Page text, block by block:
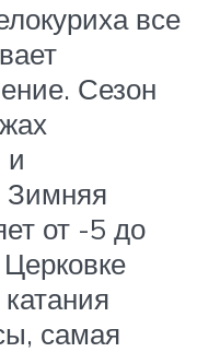
все
Сезон
и
Зимняя
от -5 до
самая